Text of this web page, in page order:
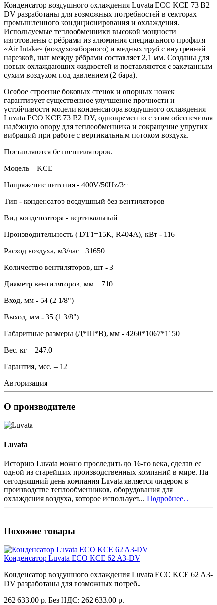
Конденсатор воздушного охлаждения Luvata ECO KCE 73 В2
DV разработаны для возможных потребностей в секторах
промышленного кондиционирования и охлаждения.
Используемые теплообменники высокой мощности
изготовлены с рёбрами из алюминия специального профиля
«Air Intake» (воздухозаборного) и медных труб с внутренней
нарезкой, шаг между рёбрами составляет 2,1 мм. Созданы для
новых охлаждающих жидкостей и поставляются с закачанным
сухим воздухом под давлением (2 бара).
Особое строение боковых стенок и опорных ножек
гарантирует существенное улучшение прочности и
устойчивости модели конденсатора воздушного охлаждения
Luvata ECO KCE 73 В2 DV, одновременно с этим обеспечивая
надёжную опору для теплообменника и сокращение упругих
вибраций при работе с вертикальным потоком воздуха.
Поставляются без вентиляторов.
Модель – KCE
Напряжение питания - 400V/50Hz/3~
Тип - конденсатор воздушный без вентиляторов
Вид конденсатора - вертикальный
Производительность ( DT1=15K, R404A), кВт - 116
Расход воздуха, м3/час - 31650
Количество вентиляторов, шт - 3
Диаметр вентиляторов, мм – 710
Вход, мм - 54 (2 1/8")
Выход, мм - 35 (1 3/8")
Габаритные размеры (Д*Ш*В), мм - 4260*1067*1150
Вес, кг – 247,0
Гарантия, мес. – 12
Авторизация
О производителе
Luvata
Историю Luvata можно проследить до 16-го века, сделав ее
одной из старейших производственных компаний в мире. На
сегодняшний день компания Luvata является лидером в
производстве теплообменников, оборудования для
охлаждения воздуха, которое использует... Подробнее...
Похожие товары
Конденсатор Luvata ECO KCE 62 A3-DV
Конденсатор воздушного охлаждения Luvata ECO KCE 62 A3-
DV разработаны для возможных потреб..
262 633.00 р. Без НДС: 262 633.00 р.